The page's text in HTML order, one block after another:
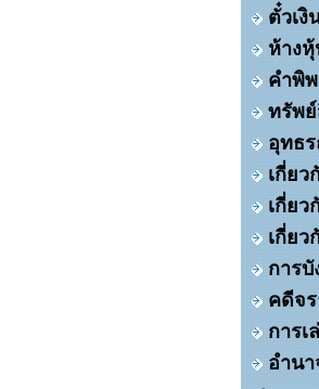
ตั๋วเงิ
ห้าง
คำพิ
ทรัพ
อุทธ
เกี่ย
เกี่ยว
เกี่ยว
การ
คดีจ
การ
อำน